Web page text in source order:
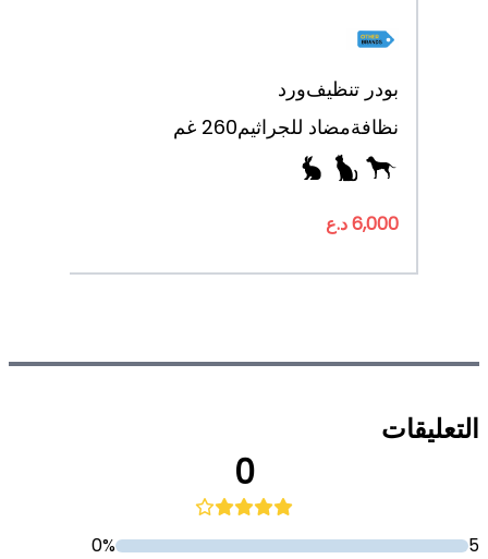
بودر تنظيفورد
نظافةمضاد للجراثيم260 غم
6,000 د.ع
التعليقات
0
5
0%